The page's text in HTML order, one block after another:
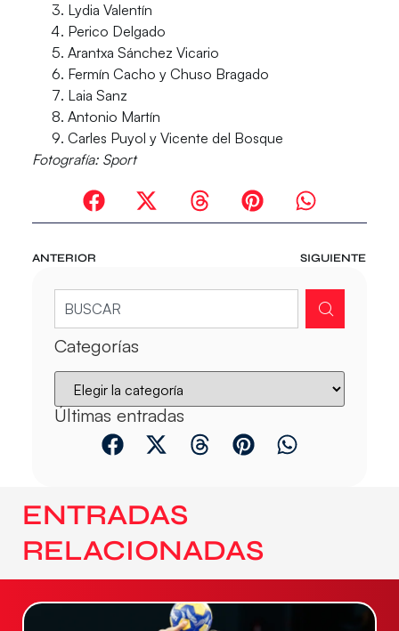
Lydia Valentín
Perico Delgado
Arantxa Sánchez Vicario
Fermín Cacho y Chuso Bragado
Laia Sanz
Antonio Martín
Carles Puyol y Vicente del Bosque
Fotografía: Sport
ANTERIOR SIGUIENTE
Categorías
Últimas entradas
ENTRADAS
RELACIONADAS